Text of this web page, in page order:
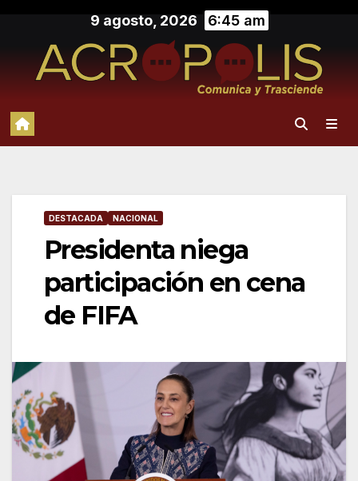
contenido
9 agosto, 2026 6:45 am
DESTACADA NACIONAL
Presidenta niega
participación en cena
de FIFA